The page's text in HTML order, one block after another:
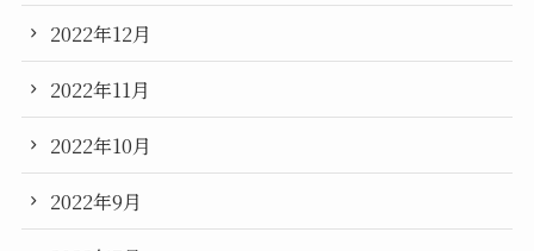
2022年12月
2022年11月
2022年10月
2022年9月